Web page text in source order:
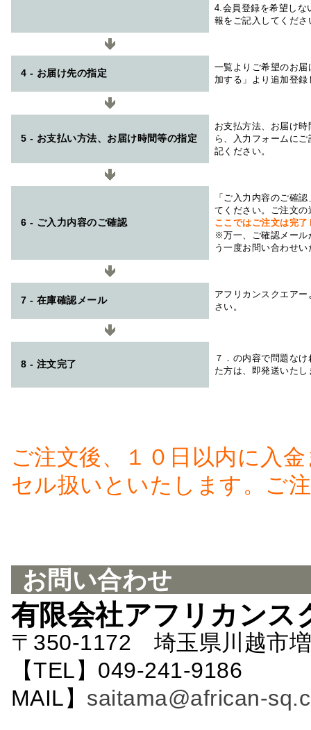
4.会員登録を希望しな
報をご記入してくださ
4 - お届け先の指定
一覧よりご希望のお
加する」より追加登
5 - お支払い方法、お届け時間等の指定
お支払方法、お届け
ら、入力フォームに
記ください。
6 - ご入力内容のご確認
「ご入力内容のご確
てください。ご注文
ここではご注文は完
※万一、ご確認メール
う一度お問い合わせ
7 - 在庫確認メール
アフリカンスクエアー
さい。
8 - 注文完了
７．の内容で問題な
た方は、即発送いたし
ご注文後、１０日以内に入
セル扱いといたします。ご
お問い合わせ
有限会社アフリカンス
〒350-1172 埼玉県川越市
【TEL】049-241-
MAIL】 saitama@african-